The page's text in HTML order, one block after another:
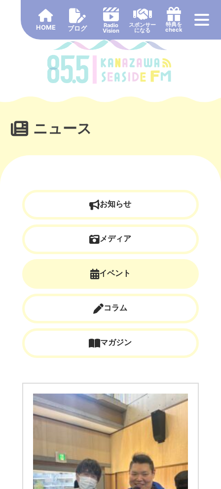
content
HOME ブログ Radio
Vision
スポンサー
になる
特典を
check
ニュース
お知らせ
メディア
イベント
コラム
マガジン